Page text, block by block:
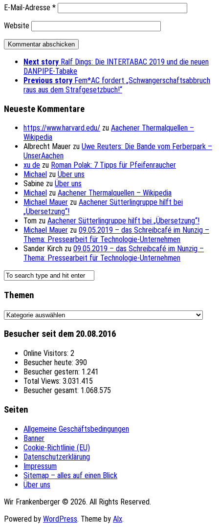
E-Mail-Adresse *
Website
Next story Ralf Dings: Die INTERTABAC 2019 und die neuen
DANPIPE-Tabake
Previous story Fem*AC fordert „Schwangerschaftsabbruch
raus aus dem Strafgesetzbuch!“
Neueste Kommentare
https://www.harvard.edu/ zu Aachener Thermalquellen –
Wikipedia
Albrecht Mauer zu Uwe Reuters: Die Bande vom Ferberpark –
UnserAachen
xu de zu Roman Polak: 7 Tipps für Pfeifenraucher
Michael zu Über uns
Sabine zu Über uns
Michael zu Aachener Thermalquellen – Wikipedia
Michael Mauer zu Aachener Sütterlingruppe hilft bei
„Übersetzung“!
Tom zu Aachener Sütterlingruppe hilft bei „Übersetzung“!
Michael Mauer zu 09.05.2019 – das Schreibcafé im Nunzig –
Thema: Pressearbeit für Technologie-Unternehmen
Sander Kirch zu 09.05.2019 – das Schreibcafé im Nunzig –
Thema: Pressearbeit für Technologie-Unternehmen
Themen
Themen
Besucher seit dem 20.08.2016
Online Visitors: 2
Besucher heute: 390
Besucher gestern: 1.241
Total Views: 3.031.415
Besucher gesamt: 1.068.575
Seiten
Allgemeine Geschäftsbedingungen
Banner
Cookie-Richtlinie (EU)
Datenschutzerklärung
Impressum
Sitemap – alles auf einen Blick
Über uns
Wir Frankenberger © 2026. All Rights Reserved.
Powered by WordPress. Theme by Alx.